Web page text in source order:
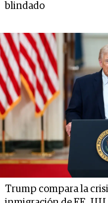
blindado
Trump compara la